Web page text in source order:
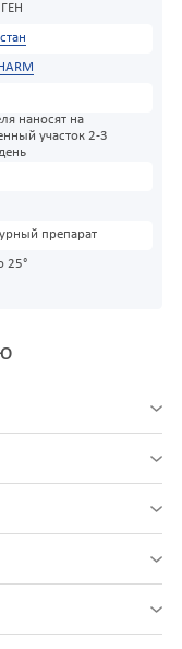
наносят на
участок 2-3
препарат
25°